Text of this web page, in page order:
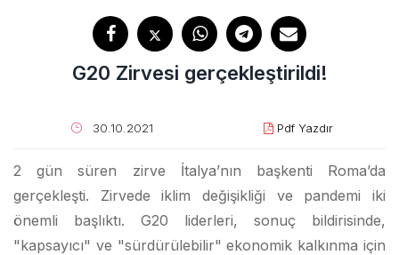
G20 Zirvesi gerçekleştirildi!
30.10.2021 Pdf Yazdır
2 gün süren zirve İtalya’nın başkenti Roma’da
gerçekleşti. Zirvede iklim değişikliği ve pandemi iki
önemli başlıktı. G20 liderleri, sonuç bildirisinde,
"kapsayıcı" ve "sürdürülebilir" ekonomik kalkınma için